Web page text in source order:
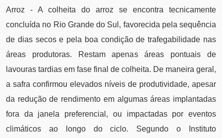
Arroz - A colheita do arroz se encontra tecnicamente
concluída no Rio Grande do Sul, favorecida pela sequência
de dias secos e pela boa condição de trafegabilidade nas
áreas produtoras. Restam apenas áreas pontuais de
lavouras tardias em fase final de colheita. De maneira geral,
a safra confirmou elevados níveis de produtividade, apesar
da redução de rendimento em algumas áreas implantadas
fora da janela preferencial, ou impactadas por eventos
climáticos ao longo do ciclo. Segundo o Instituto